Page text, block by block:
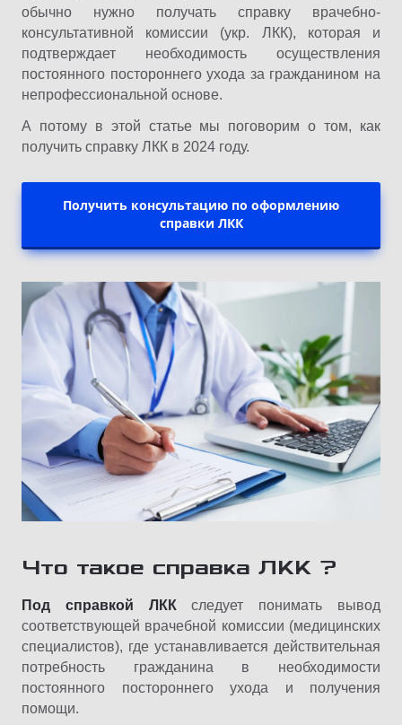
обычно нужно получать справку врачебно-
консультативной комиссии (укр. ЛКК), которая и
подтверждает необходимость осуществления
постоянного постороннего ухода за гражданином на
непрофессиональной основе.
А потому в этой статье мы поговорим о том, как
получить справку ЛКК в 2024 году.
Получить консультацию по оформлению
справки ЛКК
Что такое справка ЛКК ?
Под справкой ЛККследует понимать вывод
соответствующей врачебной комиссии (медицинских
специалистов), где устанавливается действительная
потребность гражданина в необходимости
постоянного постороннего ухода и получения
помощи.